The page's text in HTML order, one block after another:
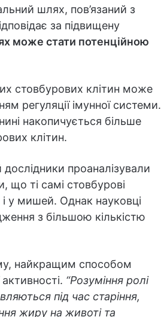
шлях, пов’язаний з
за підвищену
може стати потенційною
стовбурових клітин може
регуляції імунної системи.
накопичується більше
клітин.
проаналізували
що ті самі стовбурові
у мишей. Однак науковці
з більшою кількістю
найкращим способом
“Розуміння ролі
під час старіння,
жиру на животі та